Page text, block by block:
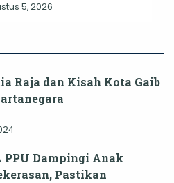
5, 2026
Raja dan Kisah Kota Gaib
PPU Dampingi Anak
Pastikan